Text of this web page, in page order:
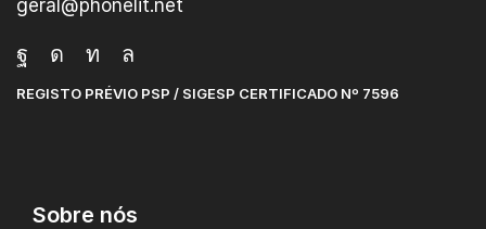
geral@phonelit.net
REGISTO PRÉVIO PSP / SIGESP CERTIFICADO Nº 7596
Sobre nós